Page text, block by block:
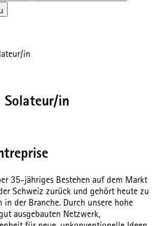
in
Solateur/in
35-jähriges Bestehen auf dem Markt
Schweiz zurück und gehört heute zu
der Branche. Durch unsere hohe
ausgebauten Netzwerk,